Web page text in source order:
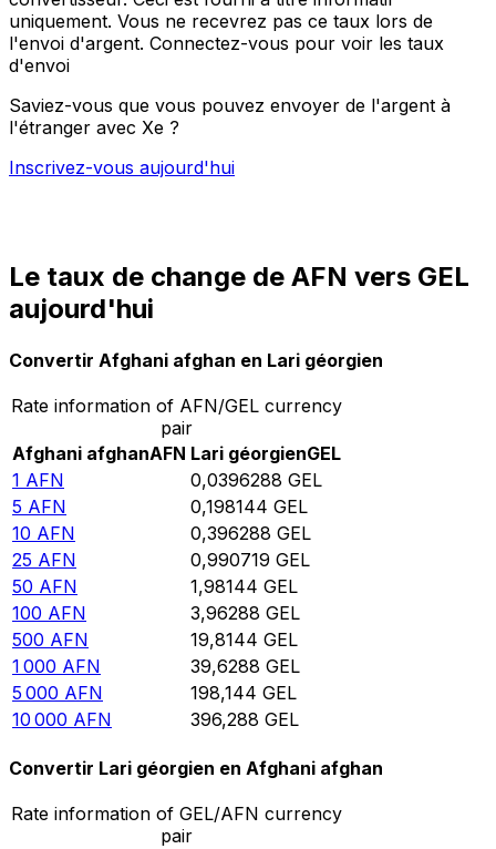
uniquement. Vous ne recevrez pas ce taux lors de
l'envoi d'argent. Connectez-vous pour voir les taux
d'envoi
Saviez-vous que vous pouvez envoyer de l'argent à
l'étranger avec Xe ?
Inscrivez-vous aujourd'hui
Le taux de change de AFN vers GEL
aujourd'hui
Convertir Afghani afghan en Lari géorgien
Rate information of AFN/GEL currency
pair
Afghani afghanAFN Lari géorgienGEL
1 AFN 0,0396288 GEL
5 AFN 0,198144 GEL
10 AFN 0,396288 GEL
25 AFN 0,990719 GEL
50 AFN 1,98144 GEL
100 AFN 3,96288 GEL
500 AFN 19,8144 GEL
1 000 AFN 39,6288 GEL
5 000 AFN 198,144 GEL
10 000 AFN 396,288 GEL
Convertir Lari géorgien en Afghani afghan
Rate information of GEL/AFN currency
pair